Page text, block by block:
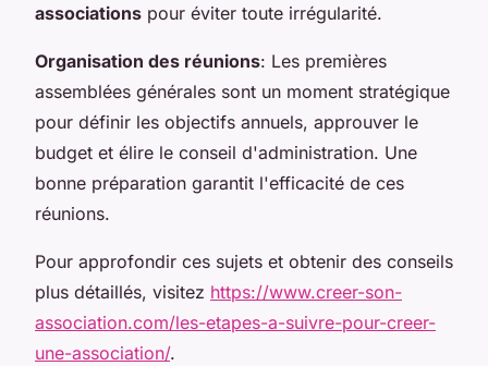
associations pour éviter toute irrégularité.
Organisation des réunions: Les premières
assemblées générales sont un moment stratégique
pour définir les objectifs annuels, approuver le
budget et élire le conseil d'administration. Une
bonne préparation garantit l'efficacité de ces
réunions.
Pour approfondir ces sujets et obtenir des conseils
plus détaillés, visitez https://www.creer-son-
association.com/les-etapes-a-suivre-pour-creer-
une-association/.